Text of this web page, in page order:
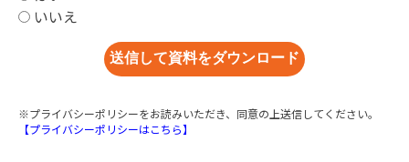
いいえ
※プライバシーポリシーをお読みいただき、同意の上送信してください。
【プライバシーポリシーはこちら】